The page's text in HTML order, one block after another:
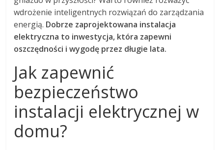
wdrożenie inteligentnych rozwiązań do zarządzania
energią. Dobrze zaprojektowana instalacja
elektryczna to inwestycja, która zapewni
oszczędności i wygodę przez długie lata.
Jak zapewnić
bezpieczeństwo
instalacji elektrycznej w
domu?